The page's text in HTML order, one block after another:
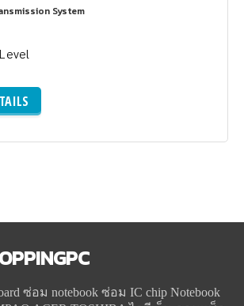
System
ซ่อม notebook ซ่อม IC chip Notebook